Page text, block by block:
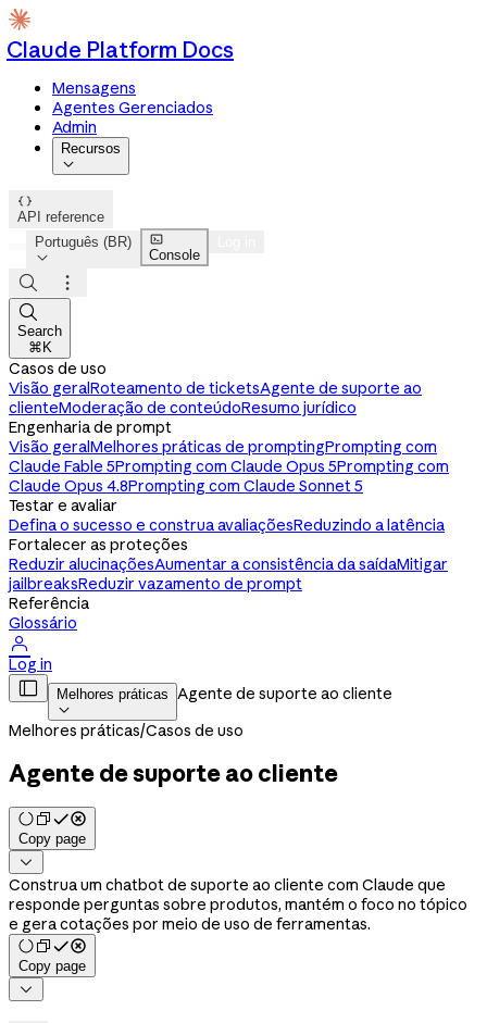
Claude Platform Docs
Mensagens
Agentes Gerenciados
Admin
Recursos


API reference
Português (BR)


Console



Search
⌘K
Casos de uso
Visão geralRoteamento de ticketsAgente de suporte ao
clienteModeração de conteúdoResumo jurídico
Engenharia de prompt
Visão geralMelhores práticas de promptingPrompting com
Claude Fable 5Prompting com Claude Opus 5Prompting com
Claude Opus 4.8Prompting com Claude Sonnet 5
Testar e avaliar
Defina o sucesso e construa avaliaçõesReduzindo a latência
Fortalecer as proteções
Reduzir alucinaçõesAumentar a consistência da saídaMitigar
jailbreaksReduzir vazamento de prompt
Referência
Glossário

Log in
 Melhores práticas

Agente de suporte ao cliente
Melhores práticas/Casos de uso
Agente de suporte ao cliente
Copy page

Construa um chatbot de suporte ao cliente com Claude que
responde perguntas sobre produtos, mantém o foco no tópico
e gera cotações por meio de uso de ferramentas.
Copy page
